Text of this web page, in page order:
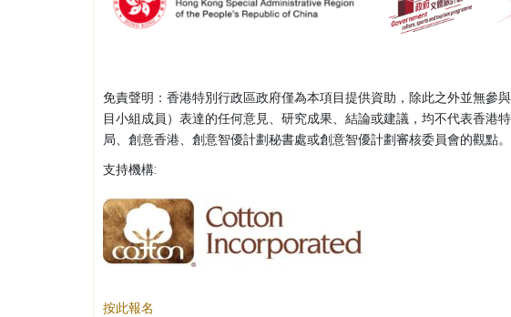
免責聲明：香港特別行政區政府僅為本項目提供資助，除此之外並無參
目小組成員）表達的任何意見、研究成果、結論或建議，均不代表香港
局、創意香港、創意智優計劃秘書處或創意智優計劃審核委員會的觀點。
支持機構:
按此報名